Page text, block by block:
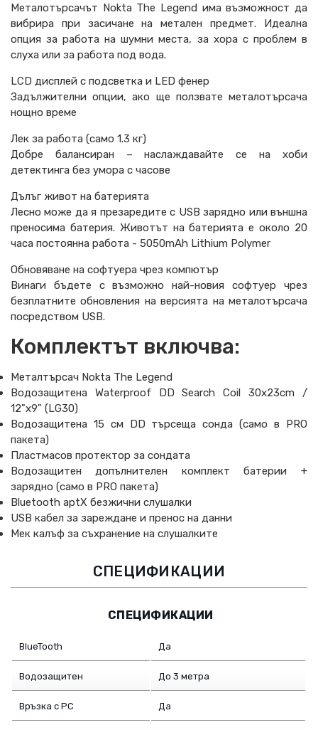
Металотърсачът Nokta The Legend има възможност да
вибрира при засичане на метален предмет. Идеална
опция за работа на шумни места, за хора с проблем в
слуха или за работа под вода.
LCD дисплей с подсветка и LED фенер
Задължителни опции, ако ще ползвате металотърсача
нощно време
Лек за работа (само 1.3 кг)
Добре балансиран – наслаждавайте се на хоби
детектинга без умора с часове
Дълъг живот на батерията
Лесно може да я презаредите с USB зарядно или външна
преносима батерия. Животът на батерията е около 20
часа постоянна работа - 5050mAh Lithium Polymer
Обновяване на софтуера чрез компютър
Винаги бъдете с възможно най-новия софтуер чрез
безплатните обновления на версията на металотърсача
посредством USB.
Комплектът включва:
Металтърсач Nokta The Legend
Водозащитена Waterproof DD Search Coil 30x23cm /
12"x9" (LG30)
Водозащитена 15 см DD търсеща сонда (само в PRO
пакета)
Пластмасов протектор за сондата
Водозащитен допълнителен комплект батерии +
зарядно (само в PRO пакета)
Bluetooth aptX безжични слушалки
USB кабел за зареждане и пренос на данни
Мек калъф за съхранение на слушалките
СПЕЦИФИКАЦИИ
СПЕЦИФИКАЦИИ
BlueTooth Да
Водозащитен До 3 метра
Връзка с PC Да